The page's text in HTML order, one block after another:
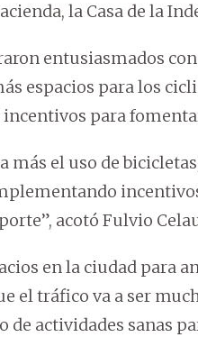
la Casa de la
entusiasmados
espacios para los
para
más el uso de
acotó Fulvio
en la ciudad para
el tráfico va a ser
de actividades sanas